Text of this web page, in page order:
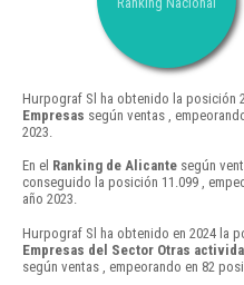
Hurpograf Sl ha obtenido la posición
Empresas según ventas ,
2023.
En el Ranking de Alicante según
conseguido la posición 11.099 ,
año 2023.
Hurpograf Sl ha obtenido en 2024 la
Empresas del Sector Otras
según ventas , empeorando en 82